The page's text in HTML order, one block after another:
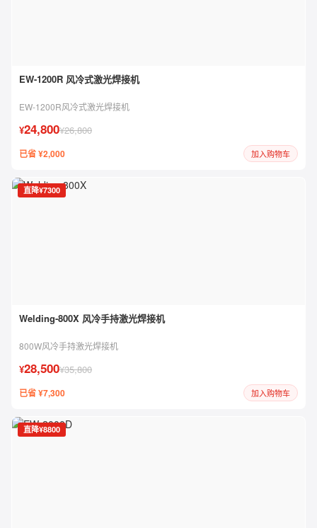
EW-1200R 风冷式激光焊接机
EW-1200R风冷式激光焊接机
¥24,800¥26,800
已省 ¥2,000 加入购物车
直降¥7300
Welding-800X 风冷手持激光焊接机
800W风冷手持激光焊接机
¥28,500¥35,800
已省 ¥7,300 加入购物车
直降¥8800